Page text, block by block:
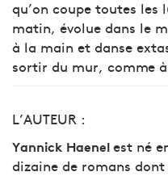
qu’on coupe toutes les
matin, évolue dans le
à la main et danse
sortir du mur, comme à
L’AUTEUR :
Yannick Haenel est né
dizaine de romans dont